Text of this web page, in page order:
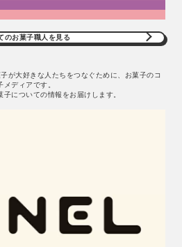
のお菓子職人を見る​
が大好きな人たちをつなぐために、お菓子のコ
メディアです。
についての情報をお届けします。